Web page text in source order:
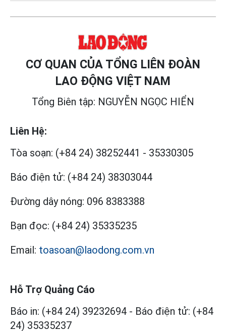
CƠ QUAN CỦA TỔNG LIÊN ĐOÀN
LAO ĐỘNG VIỆT NAM
Tổng Biên tập: NGUYỄN NGỌC HIỂN
Liên Hệ:
Tòa soạn: (+84 24) 38252441 - 35330305
Báo điện tử: (+84 24) 38303044
Đường dây nóng: 096 8383388
Bạn đọc: (+84 24) 35335235
Email: toasoan@laodong.com.vn
Hỗ Trợ Quảng Cáo
Báo in: (+84 24) 39232694 - Báo điện tử: (+84
24) 35335237